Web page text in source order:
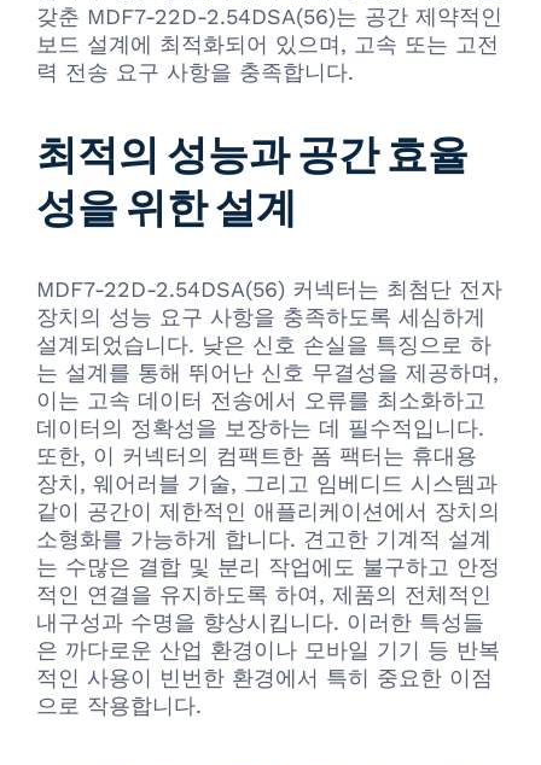
갖춘 MDF7-22D-2.54DSA(56)는 공간 제약적인
보드 설계에 최적화되어 있으며, 고속 또는 고전
력 전송 요구 사항을 충족합니다.
최적의 성능과 공간 효율
성을 위한 설계
MDF7-22D-2.54DSA(56) 커넥터는 최첨단 전자
장치의 성능 요구 사항을 충족하도록 세심하게
설계되었습니다. 낮은 신호 손실을 특징으로 하
는 설계를 통해 뛰어난 신호 무결성을 제공하며,
이는 고속 데이터 전송에서 오류를 최소화하고
데이터의 정확성을 보장하는 데 필수적입니다.
또한, 이 커넥터의 컴팩트한 폼 팩터는 휴대용
장치, 웨어러블 기술, 그리고 임베디드 시스템과
같이 공간이 제한적인 애플리케이션에서 장치의
소형화를 가능하게 합니다. 견고한 기계적 설계
는 수많은 결합 및 분리 작업에도 불구하고 안정
적인 연결을 유지하도록 하여, 제품의 전체적인
내구성과 수명을 향상시킵니다. 이러한 특성들
은 까다로운 산업 환경이나 모바일 기기 등 반복
적인 사용이 빈번한 환경에서 특히 중요한 이점
으로 작용합니다.